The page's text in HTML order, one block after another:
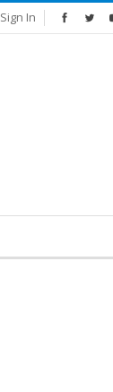
Sign In